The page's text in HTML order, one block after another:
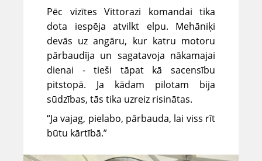
Pēc vizītes Vittorazi komandai tika
dota iespēja atvilkt elpu. Mehāniķi
devās uz angāru, kur katru motoru
pārbaudīja un sagatavoja nākamajai
dienai - tieši tāpat kā sacensību
pitstopā. Ja kādam pilotam bija
sūdzības, tās tika uzreiz risinātas.
“Ja vajag, pielabo, pārbauda, lai viss rīt
būtu kārtībā.”